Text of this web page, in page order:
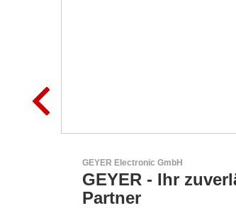
RECOM Power GmbH
AC/DC- & DC/